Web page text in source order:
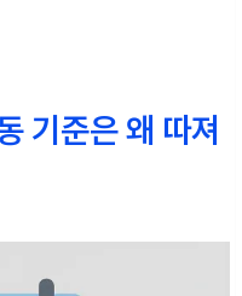
기준은 왜 따져